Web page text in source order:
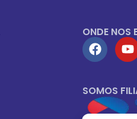
ONDE NOS
SOMOS